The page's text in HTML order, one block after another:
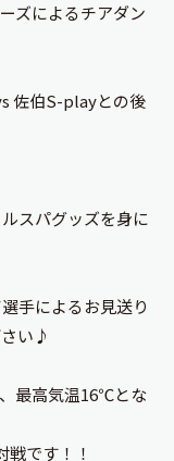
ズによるチアダン
佐伯S-playとの後
スパグッズを身に
手によるお見送り
い ♪
最高気温16℃とな
です！！